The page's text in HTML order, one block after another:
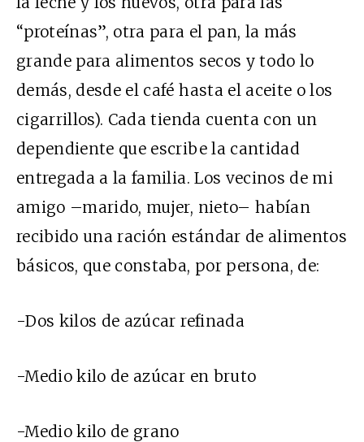
“proteínas”, otra para el pan, la más
grande para alimentos secos y todo lo
demás, desde el café hasta el aceite o los
cigarrillos). Cada tienda cuenta con un
dependiente que escribe la cantidad
entregada a la familia. Los vecinos de mi
amigo –marido, mujer, nieto– habían
recibido una ración estándar de alimentos
básicos, que constaba, por persona, de:
-Dos kilos de azúcar refinada
-Medio kilo de azúcar en bruto
-Medio kilo de grano